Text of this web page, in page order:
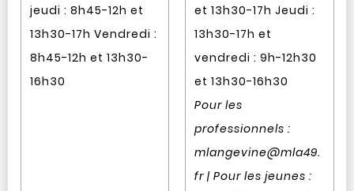
jeudi : 8h45-12h et
13h30-17h Vendredi :
8h45-12h et 13h30-
16h30
et 13h30-17h Jeudi :
13h30-17h et
vendredi : 9h-12h30
et 13h30-16h30
Pour les
professionnels :
mlangevine@mla49.
fr | Pour les jeunes :